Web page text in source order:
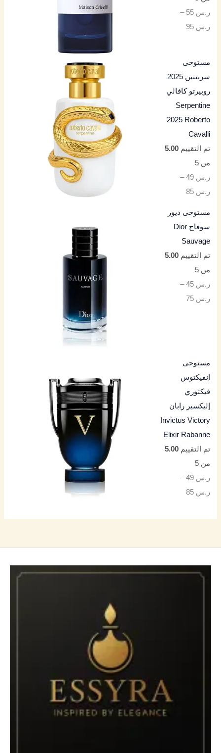
ر.س 55
–
ر.س 95
مستوحى
سربنتين 2025
روبيرتو كافالي
Serpentine
2025 Roberto
Cavalli
تم التقييم5.00
من 5
ر.س 49
–
ر.س 85
مستوحى ديور
سوفاج Dior
Sauvage
تم التقييم5.00
من 5
ر.س 45
–
ر.س 75
مستوحى
إنفيكتوس
فيكتوري
إليكسير رابان
Invictus Victory
Elixir Rabanne
تم التقييم5.00
من 5
ر.س 49
–
ر.س 85